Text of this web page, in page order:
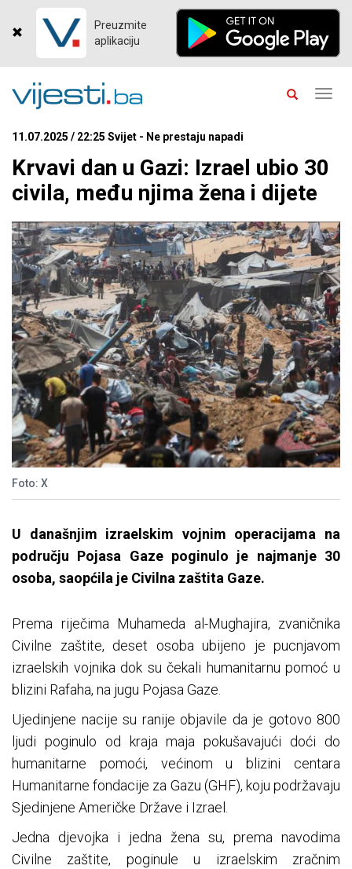
Preuzmite
aplikaciju
11.07.2025 / 22:25 Svijet - Ne prestaju napadi
Krvavi dan u Gazi: Izrael ubio 30
civila, među njima žena i dijete
Foto: X
U današnjim izraelskim vojnim operacijama na
području Pojasa Gaze poginulo je najmanje 30
osoba, saopćila je Civilna zaštita Gaze.
Prema riječima Muhameda al-Mughajira, zvaničnika
Civilne zaštite, deset osoba ubijeno je pucnjavom
izraelskih vojnika dok su čekali humanitarnu pomoć u
blizini Rafaha, na jugu Pojasa Gaze.
Ujedinjene nacije su ranije objavile da je gotovo 800
ljudi poginulo od kraja maja pokušavajući doći do
humanitarne pomoći, većinom u blizini centara
Humanitarne fondacije za Gazu (GHF), koju podržavaju
Sjedinjene Američke Države i Izrael.
Jedna djevojka i jedna žena su, prema navodima
Civilne zaštite, poginule u izraelskim zračnim